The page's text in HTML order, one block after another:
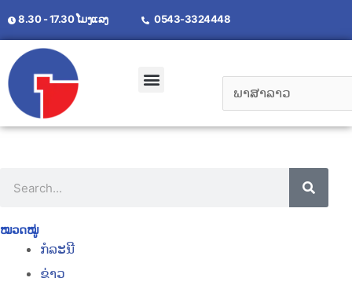
8.30 - 17.30 ໂມງແລງ 0543-3324448
ໝວດໝູ່
ກໍລະນີ
ຂ່າວ